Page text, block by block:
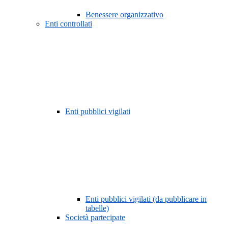
Benessere organizzativo
Enti controllati
Enti pubblici vigilati
Enti pubblici vigilati (da pubblicare in
tabelle)
Società partecipate